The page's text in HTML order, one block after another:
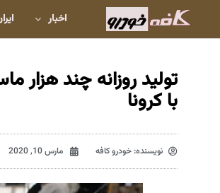
اخبار
تولید روزانه چند
با کرونا
نویسنده: خودرو کافه مارس 10, 2020